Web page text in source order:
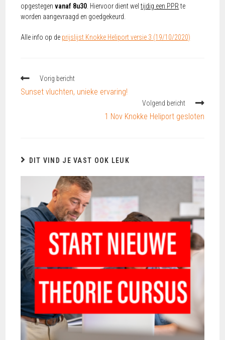
opgestegenvanaf 8u30 . Hiervoor dient weltijdig een PPR te
worden aangevraagd en goedgekeurd.
Alle info op de prijslijst Knokke Heliport versie 3 (19/10/2020)
Vorig bericht
Sunset vluchten, unieke ervaring!
Volgend bericht
1 Nov Knokke Heliport gesloten
DIT VIND JE VAST OOK LEUK